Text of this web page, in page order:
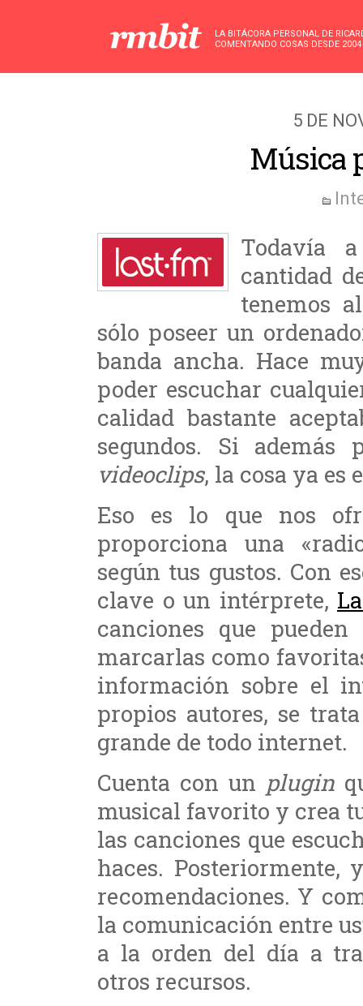
LA BITÁCORA PERSONAL DE
COMENTANDO COSAS DESDE 2004
5 DE
Música
Todavía
cantidad
tenemos
sólo poseer un
banda ancha. Hace
poder escuchar
calidad bastante
segundos. Si además
videoclips, la cosa ya es
Eso es lo que nos
proporciona una
según tus gustos. Con
clave o un intérprete,
canciones que
marcarlas como
información sobre el
propios autores, se
grande de todo internet.
Cuenta con un plugin
musical favorito y crea
las canciones que
haces. Posteriormente,
recomendaciones. Y
la comunicación entre
a la orden del día a
otros recursos.